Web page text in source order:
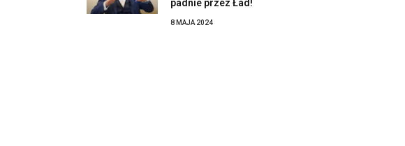
padnie przez Ład!
8 MAJA 2024